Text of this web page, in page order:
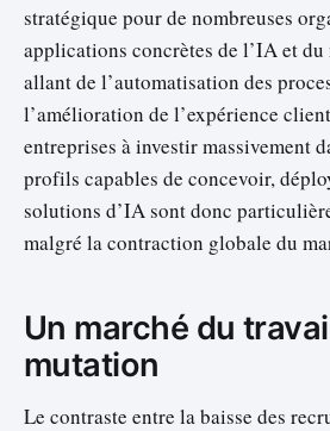
stratégique pour de nombreuses
applications concrètes de l’IA et
allant de l’automatisation des
l’amélioration de l’expérience
entreprises à investir massivement
profils capables de concevoir,
solutions d’IA sont donc
malgré la contraction globale du
Un marché du
mutation
Le contraste entre la baisse des